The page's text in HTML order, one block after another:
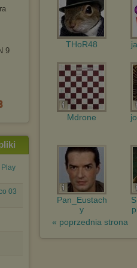
9
Play
03
THoR48
Mdrone
Pan_Eustach
y
« poprzednia strona